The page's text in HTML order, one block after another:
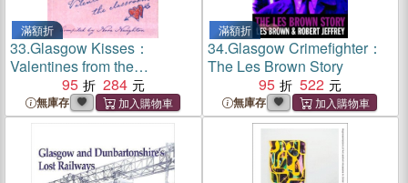
滿額折
33.Glasgow Kisses：
Valentines from the
Classroom
95 284
無庫存
滿額折
34.Glasgow Crimefighter：
The Les Brown Story
95
522
無庫存